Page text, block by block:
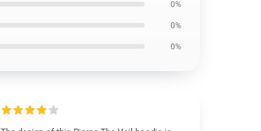
0%
0%
0%